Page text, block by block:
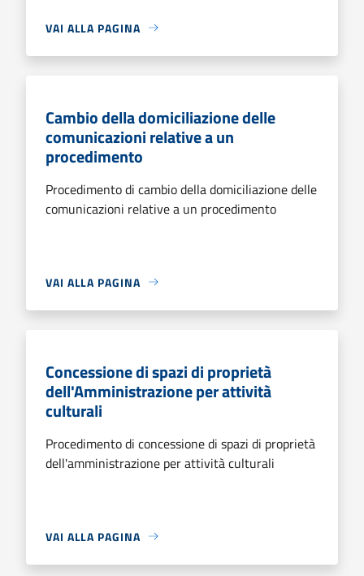
VAI ALLA PAGINA
Cambio della domiciliazione delle
comunicazioni relative a un
procedimento
Procedimento di cambio della domiciliazione delle
comunicazioni relative a un procedimento
VAI ALLA PAGINA
Concessione di spazi di proprietà
dell'Amministrazione per attività
culturali
Procedimento di concessione di spazi di proprietà
dell'amministrazione per attività culturali
VAI ALLA PAGINA